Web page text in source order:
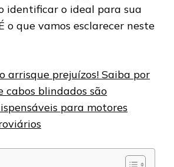
identificar o ideal para sua
o que vamos esclarecer neste
arrisque prejuízos! Saiba por
cabos blindados são
para motores